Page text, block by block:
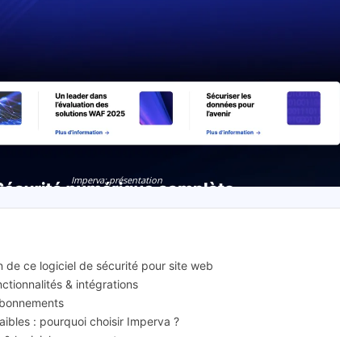
Imperva: présentation
de ce logiciel de sécurité pour site web
& intégrations
: pourquoi choisir Imperva ?